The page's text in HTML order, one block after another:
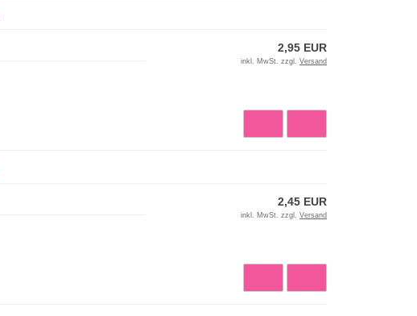
2,95 EUR
inkl. MwSt. zzgl. Versand
2,45 EUR
inkl. MwSt. zzgl. Versand